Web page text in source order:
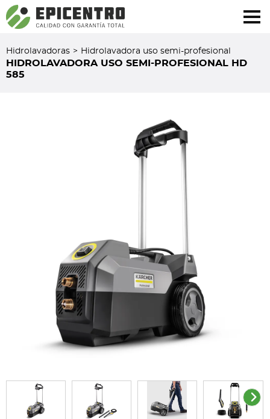
¿Olvidó su contraseña?Regístrese aquí
Hidrolavadoras > Hidrolavadora uso semi-profesional
HIDROLAVADORA USO SEMI-PROFESIONAL HD
585